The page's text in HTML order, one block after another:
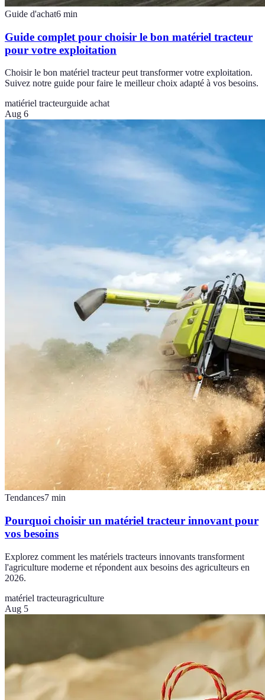
Guide d'achat6 min
Guide complet pour choisir le bon matériel tracteur
pour votre exploitation
Choisir le bon matériel tracteur peut transformer votre exploitation.
Suivez notre guide pour faire le meilleur choix adapté à vos besoins.
matiériel tracteurguide achat
Aug 6
Tendances7 min
Pourquoi choisir un matériel tracteur innovant pour
vos besoins
Explorez comment les matériels tracteurs innovants transforment
l'agriculture moderne et répondent aux besoins des agriculteurs en
2026.
matériel tracteuragriculture
Aug 5